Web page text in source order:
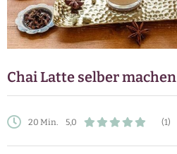
Chai Latte selber machen
20 Min. 5,0 (1)